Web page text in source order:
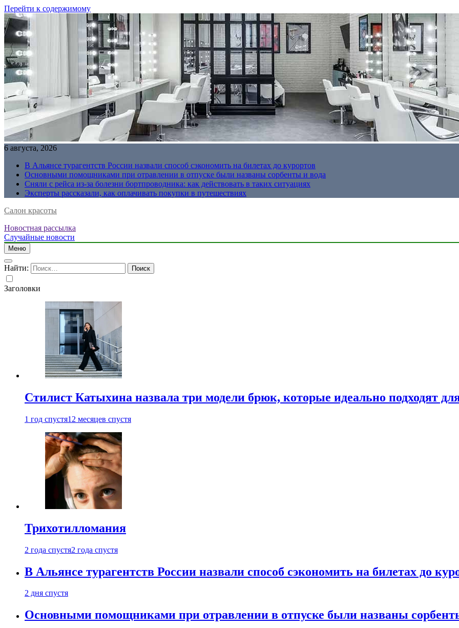
Перейти к содержимому
6 августа, 2026
В Альянсе турагентств России назвали способ сэкономить на билетах до курортов
Основными помощниками при отравлении в отпуске были названы сорбенты и вода
Сняли с рейса из-за болезни бортпроводника: как действовать в таких ситуациях
Эксперты рассказали, как оплачивать покупки в путешествиях
Салон красоты
Новостная рассылка
Случайные новости
Меню
Найти:
Заголовки
Стилист Катыхина назвала три модели брюк, которые идеально подходят
1 год спустя12 месяцев спустя
Трихотилломания
2 года спустя2 года спустя
В Альянсе турагентств России назвали способ сэкономить на билетах до
2 дня спустя
Основными помощниками при отравлении в отпуске были названы